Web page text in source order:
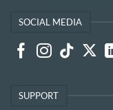
SOCIAL MEDIA
SUPPORT